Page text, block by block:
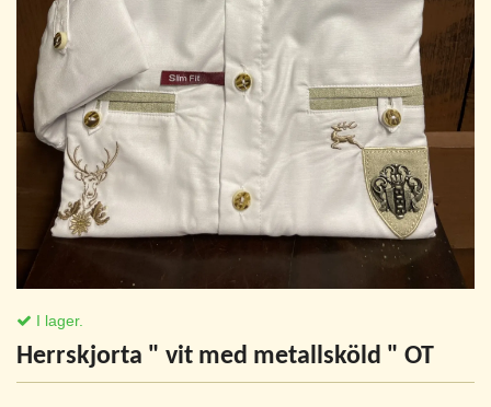
I lager.
Herrskjorta " vit med metallsköld " OT